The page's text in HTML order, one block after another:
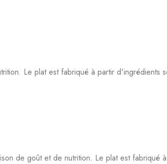
Le plat est fabriqué à partir d'ingrédients
de goût et de nutrition. Le plat est fabriqué